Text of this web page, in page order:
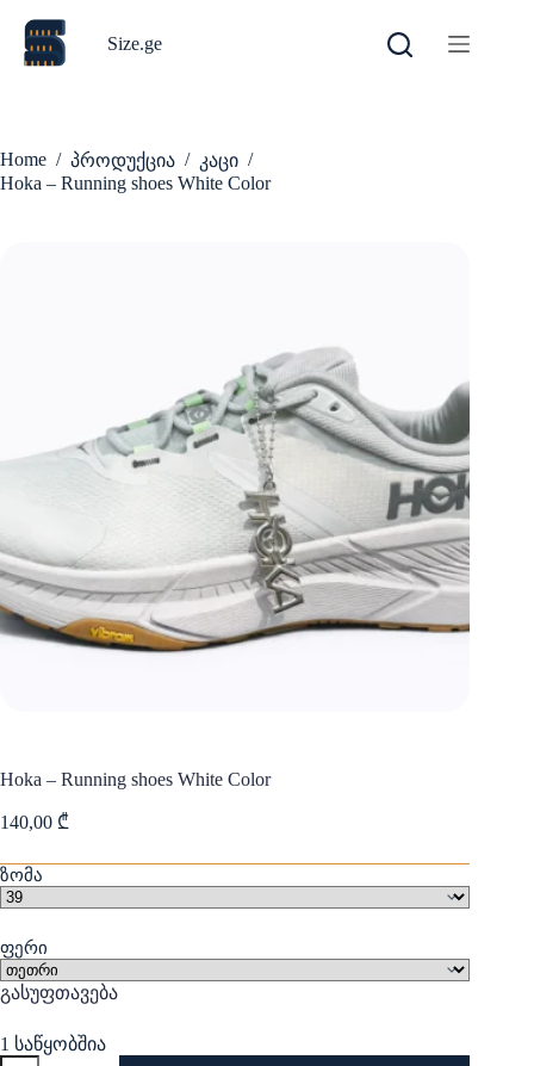
content
Size.ge
Home / პროდუქცია / კაცი /
Hoka – Running shoes White Color
Hoka – Running shoes White Color
140,00 ₾
ზომა
ფერი
გასუფთავება
1 საწყობშია